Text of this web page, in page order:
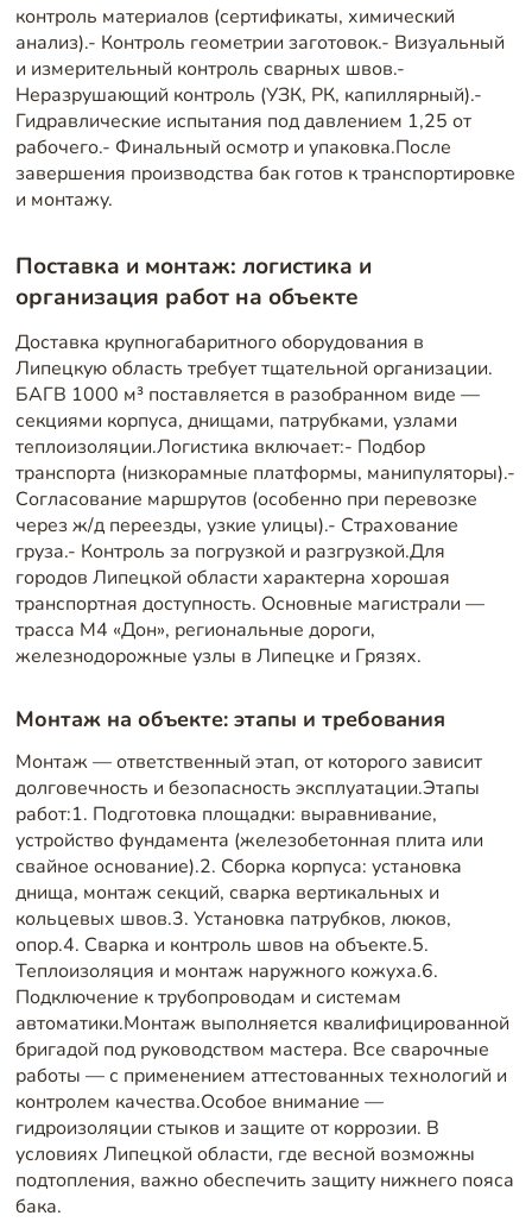
контроль материалов (сертификаты, химический
анализ).- Контроль геометрии заготовок.- Визуальный
и измерительный контроль сварных швов.-
Неразрушающий контроль (УЗК, РК, капиллярный).-
Гидравлические испытания под давлением 1,25 от
рабочего.- Финальный осмотр и упаковка.После
завершения производства бак готов к транспортировке
и монтажу.
Поставка и монтаж: логистика и
организация работ на объекте
Доставка крупногабаритного оборудования в
Липецкую область требует тщательной организации.
БАГВ 1000 м³ поставляется в разобранном виде —
секциями корпуса, днищами, патрубками, узлами
теплоизоляции.Логистика включает:- Подбор
транспорта (низкорамные платформы, манипуляторы).-
Согласование маршрутов (особенно при перевозке
через ж/д переезды, узкие улицы).- Страхование
груза.- Контроль за погрузкой и разгрузкой.Для
городов Липецкой области характерна хорошая
транспортная доступность. Основные магистрали —
трасса М4 «Дон», региональные дороги,
железнодорожные узлы в Липецке и Грязях.
Монтаж на объекте: этапы и требования
Монтаж — ответственный этап, от которого зависит
долговечность и безопасность эксплуатации.Этапы
работ:1. Подготовка площадки: выравнивание,
устройство фундамента (железобетонная плита или
свайное основание).2. Сборка корпуса: установка
днища, монтаж секций, сварка вертикальных и
кольцевых швов.3. Установка патрубков, люков,
опор.4. Сварка и контроль швов на объекте.5.
Теплоизоляция и монтаж наружного кожуха.6.
Подключение к трубопроводам и системам
автоматики.Монтаж выполняется квалифицированной
бригадой под руководством мастера. Все сварочные
работы — с применением аттестованных технологий и
контролем качества.Особое внимание —
гидроизоляции стыков и защите от коррозии. В
условиях Липецкой области, где весной возможны
подтопления, важно обеспечить защиту нижнего пояса
бака.